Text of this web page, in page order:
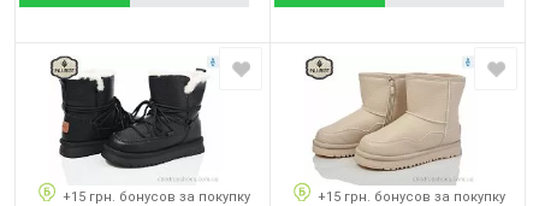
+15 грн. бонусов за покупку +15 грн. бонусов за покупку